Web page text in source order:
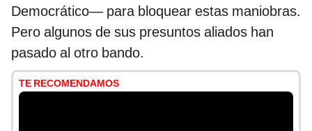
Democrático— para bloquear estas maniobras.
Pero algunos de sus presuntos aliados han
pasado al otro bando.
TE RECOMENDAMOS